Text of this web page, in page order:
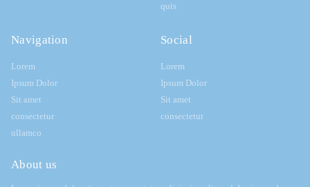
quis
Navigation
Lorem
Ipsum Dolor
Sit amet
consectetur
ullamco
Social
Lorem
Ipsum Dolor
Sit amet
consectetur
About us